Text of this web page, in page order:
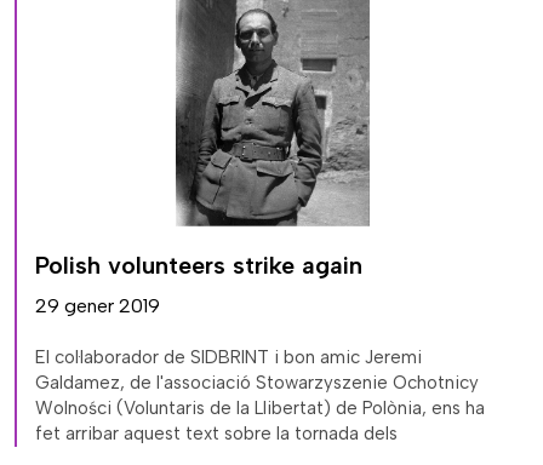
Polish volunteers strike again
29 gener 2019
El col·laborador de SIDBRINT i bon amic Jeremi
Galdamez, de l'associació Stowarzyszenie Ochotnicy
Wolności (Voluntaris de la Llibertat) de Polònia, ens ha
fet arribar aquest text sobre la tornada dels